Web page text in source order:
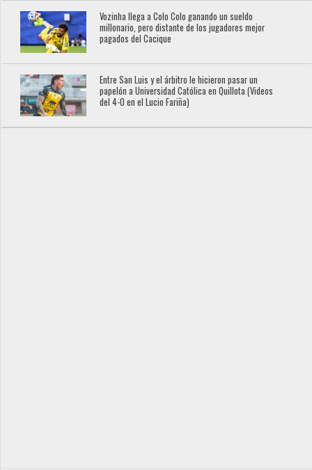
Vozinha llega a Colo Colo ganando un sueldo
millonario, pero distante de los jugadores mejor
pagados del Cacique
Entre San Luis y el árbitro le hicieron pasar un
papelón a Universidad Católica en Quillota (Videos
del 4-0 en el Lucio Fariña)